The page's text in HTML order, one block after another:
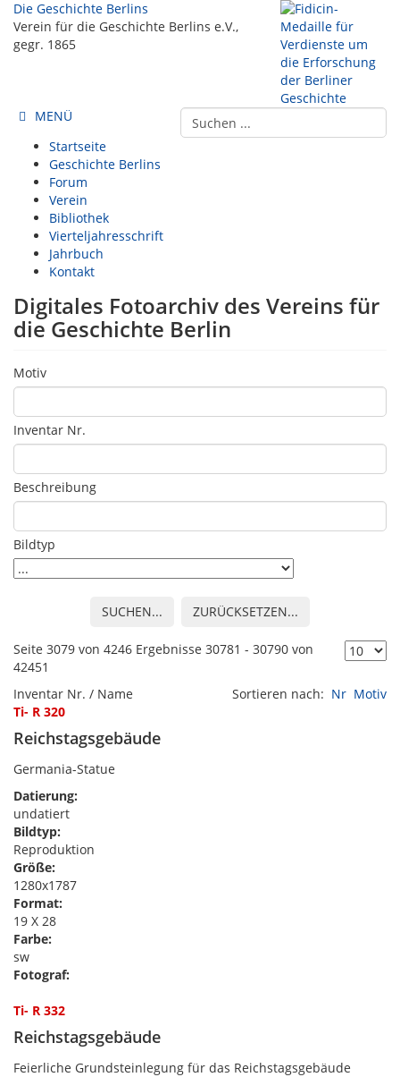
Die Geschichte Berlins
Verein für die Geschichte Berlins e.V.,
gegr. 1865
MENÜ
Startseite
Geschichte Berlins
Forum
Verein
Bibliothek
Vierteljahresschrift
Jahrbuch
Kontakt
Digitales Fotoarchiv des Vereins für
die Geschichte Berlin
Motiv
Inventar Nr.
Beschreibung
Bildtyp
SUCHEN... ZURÜCKSETZEN...
Seite 3079 von 4246 Ergebnisse 30781 - 30790 von
42451
Inventar Nr. / Name
Sortieren nach: Nr Motiv
Ti- R 320
Reichstagsgebäude
Germania-Statue
Datierung:
undatiert
Bildtyp:
Reproduktion
Größe:
1280x1787
Format:
19 X 28
Farbe:
sw
Fotograf:
Ti- R 332
Reichstagsgebäude
Feierliche Grundsteinlegung für das Reichstagsgebäude